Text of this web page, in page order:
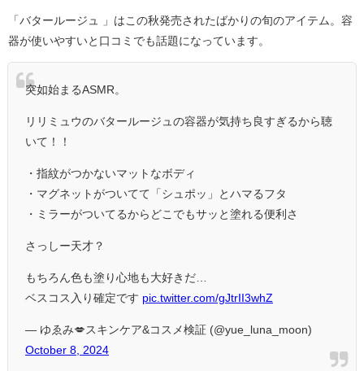
「バタールージュ 」はこの秋発売されたばかりの旬のアイテム。容
器が使いやすいと口コミでも話題になっています。
突如始まるASMR。
リリミュウのバタールージュの容器が気持ち良すぎるから聴
いて！！
・指紋がつかないマットなボディ
・マグネットがついてて「シュポッ」とハマるフタ
・ミラーがついてるからどこでもサッと塗れる便利さ
さっしー天才？
もちろん色も塗り心地も大好きだ…
ベスコス入り確定です pic.twitter.com/gJtrII3whZ
— ゆゑみ💋スキンケア&コスメ検証 (@yue_luna_moon)
October 8, 2024